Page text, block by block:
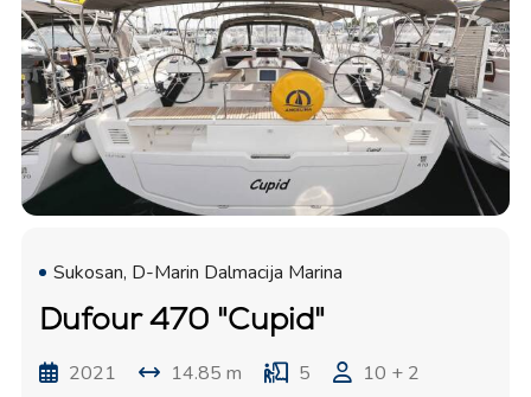
Sukosan, D-Marin Dalmacija Marina
Dufour 470 "Cupid"
2021 14.85 m 5
10 + 2